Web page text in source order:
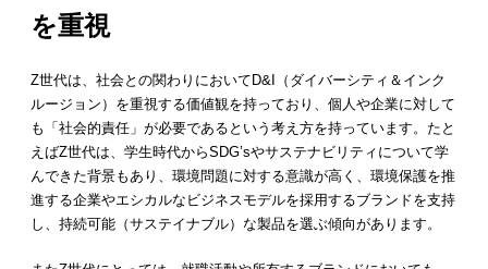
を重視
Z世代は、社会との関わりにおいてD&I（ダイバーシティ＆インク
ルージョン）を重視する価値観を持っており、個人や企業に対して
も「社会的責任」が必要であるという考え方を持っています。たと
えばZ世代は、学生時代からSDG’sやサステナビリティについて学
んできた背景もあり、環境問題に対する意識が高く、環境保護を推
進する企業やエシカルなビジネスモデルを採用するブランドを支持
し、持続可能（サステイナブル）な製品を選ぶ傾向があります。